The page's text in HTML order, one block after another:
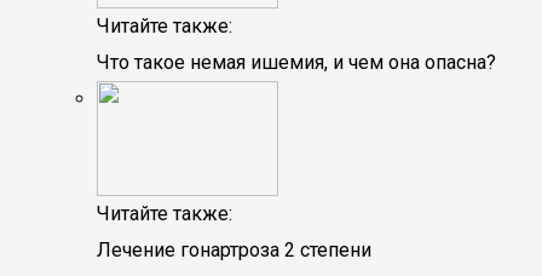
Читайте также:
Что такое немая ишемия, и чем она опасна?
Читайте также:
Лечение гонартроза 2 степени